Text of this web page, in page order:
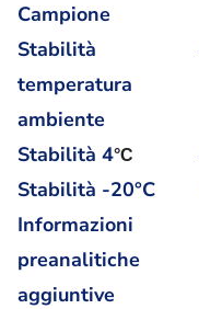
Campione
Stabilità
temperatura
ambiente
Stabilità 4°C
Stabilità -20°C
Informazioni
preanalitiche
aggiuntive